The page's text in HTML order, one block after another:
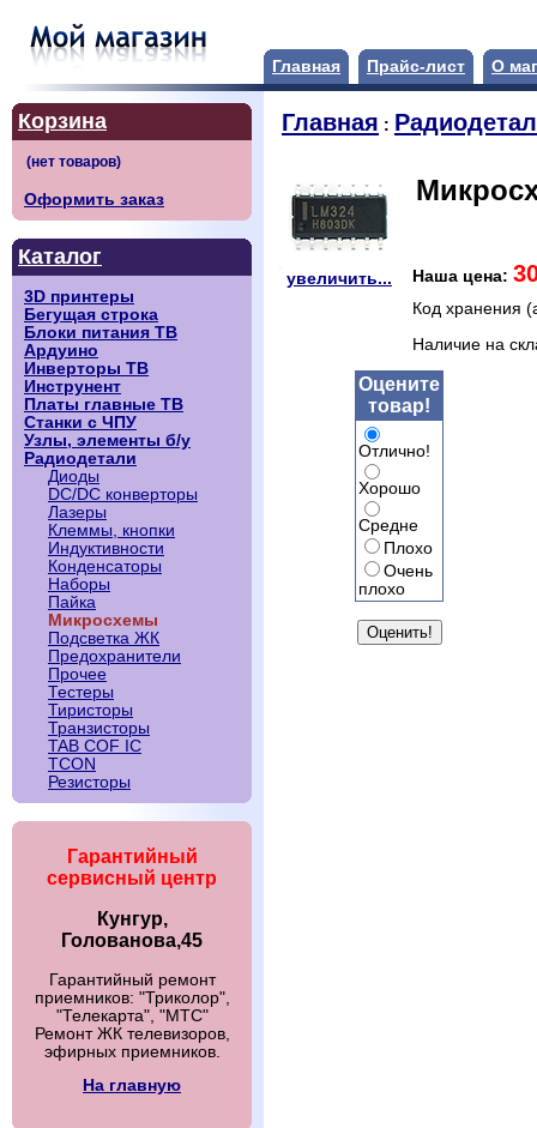
Главная Прайс-лист О
Корзина
Оформить заказ
Каталог
3D принтеры
Бегущая строка
Блоки питания ТВ
Ардуино
Инверторы ТВ
Инструнент
Платы главные ТВ
Станки с ЧПУ
Узлы, элементы б/у
Радиодетали
Диоды
DC/DC конверторы
Лазеры
Клеммы, кнопки
Индуктивности
Конденсаторы
Наборы
Пайка
Микросхемы
Подсветка ЖК
Предохранители
Прочее
Тестеры
Тиристоры
Транзисторы
TAB COF IC
TCON
Резисторы
Гарантийный
сервисный центр
Кунгур,
Голованова,45
Гарантийный ремонт
приемников: "Триколор",
"Телекарта", "МТС"
Ремонт ЖК телевизоров,
эфирных приемников.
На главную
Главная :
увеличить... Наша цена:
Код хранения
Наличие на
Оцените
товар!
Отлично!
Хорошо
Средне
Плохо
Очень
плохо